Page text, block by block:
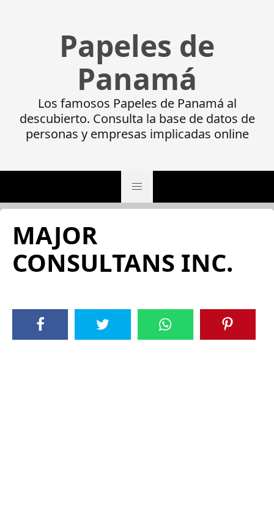
Papeles de
Panamá
Los famosos Papeles de Panamá al
descubierto. Consulta la base de datos de
personas y empresas implicadas online
MAJOR
CONSULTANS INC.